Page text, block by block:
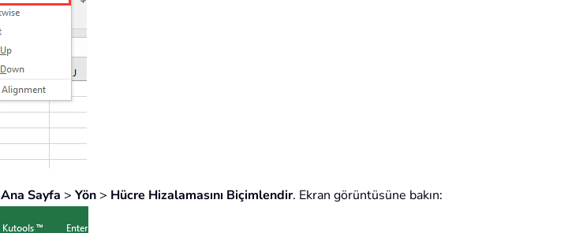
Ana Sayfa > Yön > Hücre Hizalamasını Biçimlendir. Ekran görüntüsüne bakın: